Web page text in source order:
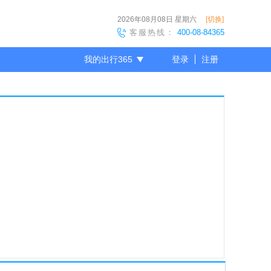
2026年08月08日 星期六 [切换]
客服热线： 400-08-84365
我的出行365 登录 注册